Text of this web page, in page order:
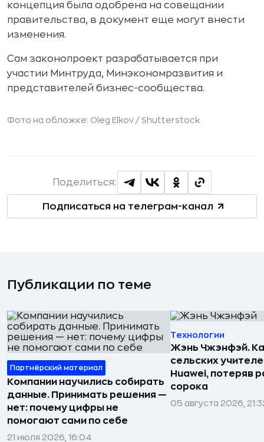
концепция была одобрена на совещании
правительства, в документ еще могут внести
изменения.
Сам законопроект разрабатывается при
участии Минтруда, Минэкономразвития и
представителей бизнес-сообщества.
Фото на обложке: Oleg Elkov / Shutterstock
Подписаться на телеграм-канал
Поделиться:
Публикации по теме
Партнёрский материал
Компании научились собирать
данные. Принимать решения —
нет: почему цифры не
помогают сами по себе
21 июля 2026, 16:04
Технологии
Жэнь Чжэнфэй.
сельских
Huawei, потеряв
сорока
05 августа 2026,